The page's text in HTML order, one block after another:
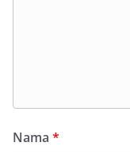
Nama *